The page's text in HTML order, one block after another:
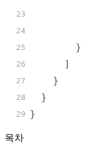
23
24
25 }
26 ]
27 }
28 }
29 }
목차